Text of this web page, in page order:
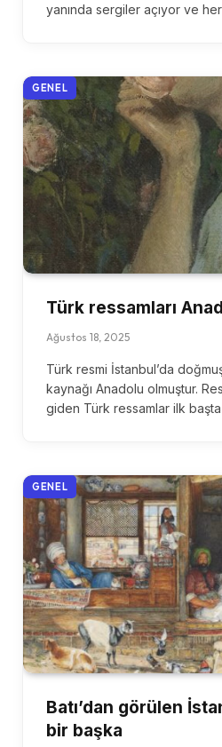
yanında sergiler açıyor ve
GENEL
Türk ressamları
Ağustos 18, 2025
Türk resmi İstanbul’da
kaynağı Anadolu olmuştur.
giden Türk ressamlar ilk
GENEL
Batı’dan görülen
bir başka